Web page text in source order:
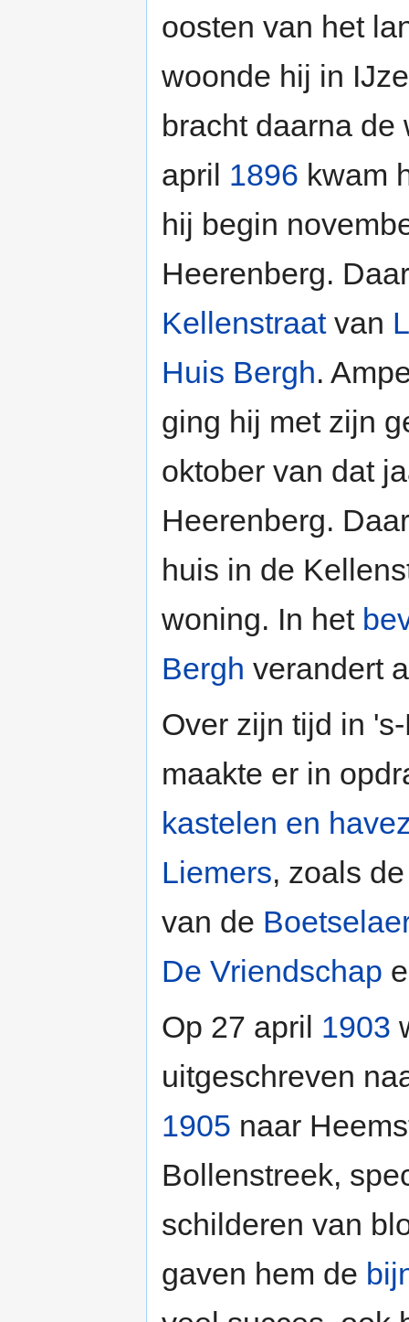
oosten van het
woonde hij in
bracht daarna de
april 1896 kwam
hij begin
Heerenberg.
Kellenstraatvan
Huis Bergh.
ging hij met zijn
oktober van dat
Heerenberg.
huis in de
woning. In het
Bergh verandert
Over zijn tijd in
maakte er in
kastelen en
Liemers, zoals
van de
De Vriendschap
Op 27 april 1903
uitgeschreven
1905 naar
Bollenstreek,
schilderen van
gaven hem de